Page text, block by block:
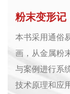
粉末变形记
本书采用通俗
画，从金属粉
与案例进行系
技术原理和应